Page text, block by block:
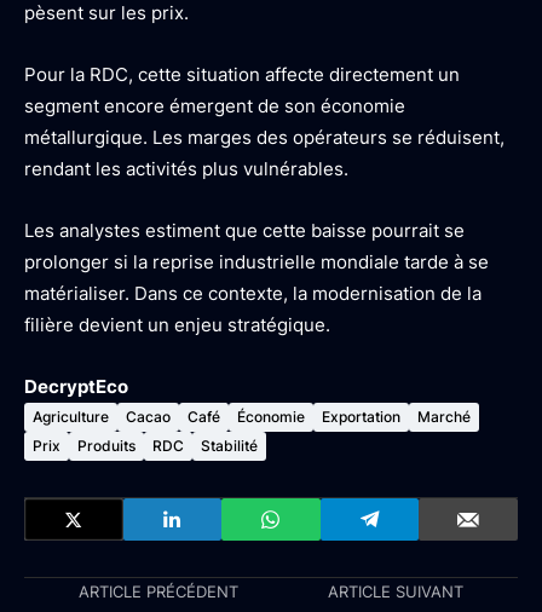
pèsent sur les prix.
Pour la RDC, cette situation affecte directement un
segment encore émergent de son économie
métallurgique. Les marges des opérateurs se réduisent,
rendant les activités plus vulnérables.
Les analystes estiment que cette baisse pourrait se
prolonger si la reprise industrielle mondiale tarde à se
matérialiser. Dans ce contexte, la modernisation de la
filière devient un enjeu stratégique.
DecryptEco
Agriculture Cacao Café Économie Exportation
Marché
Prix
Produits RDC Stabilité
ARTICLE PRÉCÉDENT ARTICLE SUIVANT